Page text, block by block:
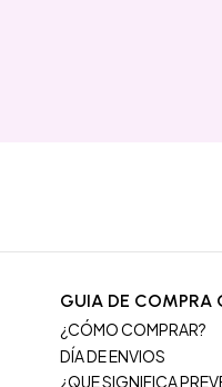
GUIA DE COMPRA
¿CÓMO COMPRAR?
DÍA DE ENVIOS
¿QUE SIGNIFICA